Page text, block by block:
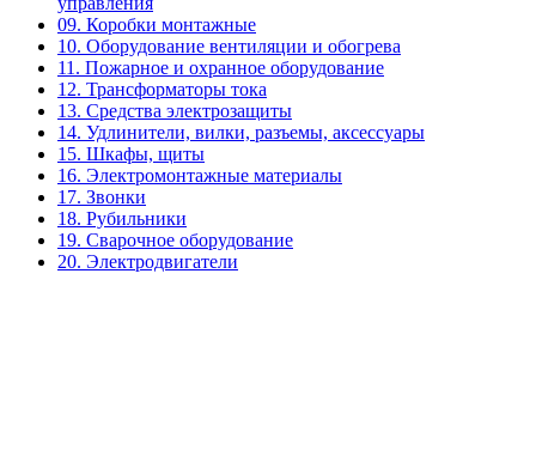
09. Коробки монтажные
10. Оборудование вентиляции и обогрева
11. Пожарное и охранное оборудование
12. Трансформаторы тока
13. Средства электрозащиты
14. Удлинители, вилки, разъемы, аксессуары
15. Шкафы, щиты
16. Электромонтажные материалы
17. Звонки
18. Рубильники
19. Сварочное оборудование
20. Электродвигатели